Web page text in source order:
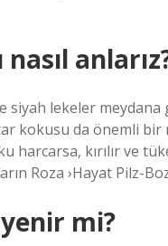
lekeler meydana
kokusu da önemli bir
kırılır ve
Roza ›Hayat Pilz-
mi?